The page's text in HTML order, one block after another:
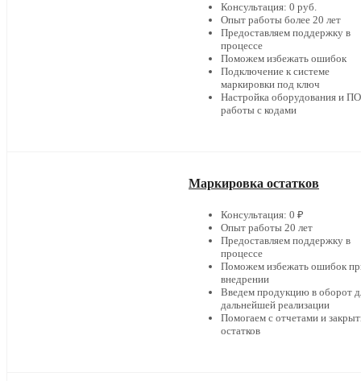
Консультация: 0 руб.
Опыт работы более 20 лет
Предоставляем поддержку в
процессе
Поможем избежать ошибок
Подключение к системе
маркировки под ключ
Настройка оборудования и
работы с кодами
Маркировка остатков
Консультация: 0 ₽
Опыт работы 20 лет
Предоставляем поддержку в
процессе
Поможем избежать ошибок
внедрении
Введем продукцию в оборот
дальнейшей реализации
Помогаем с отчетами и
остатков